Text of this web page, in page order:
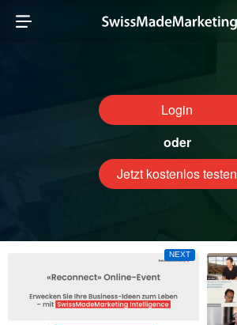
Login
oder
Jetzt kostenlos testen
NEXT